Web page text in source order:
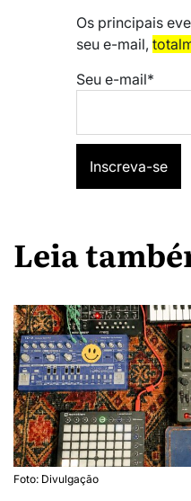
Os principais
seu e-mail,
Seu e-mail*
Leia
Foto: Divulgação